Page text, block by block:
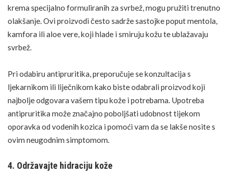
krema specijalno formuliranih za svrbež, mogu pružiti trenutno
olakšanje. Ovi proizvodi često sadrže sastojke poput mentola,
kamfora ili aloe vere, koji hlade i smiruju kožu teublažavaju
svrbež.
Pri odabiru antipruritika, preporučuje se konzultacija s
ljekarnikom ili liječnikom kako biste odabrali proizvod koji
najbolje odgovara vašem tipu kože i potrebama. Upotreba
antipruritika može značajno poboljšati udobnost tijekom
oporavka od vodenih kozica i pomoći vam da se lakše nosite s
ovim neugodnim simptomom.
4. Održavajte hidraciju kože